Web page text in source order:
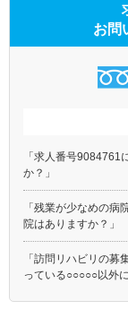
お問
「求人番号9084761
か？」
「残業が少なめの
院はありますか？」
「訪問リハビリの
っている○○○○○以外